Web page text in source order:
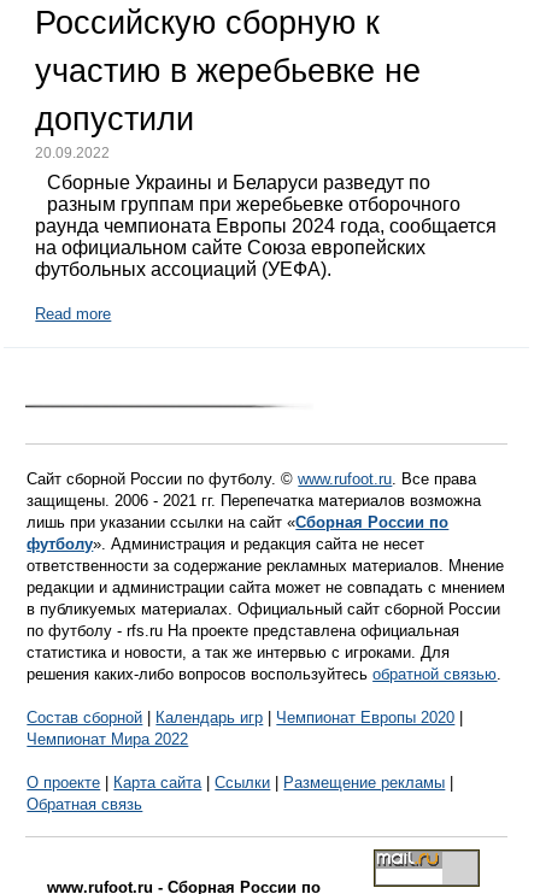
Российскую сборную к
участию в жеребьевке не
допустили
20.09.2022
Сборные Украины и Беларуси разведут по
разным группам при жеребьевке отборочного
раунда чемпионата Европы 2024 года, сообщается
на официальном сайте Союза европейских
футбольных ассоциаций (УЕФА).
Read more
Сайт сборной России по футболу. ©www.rufoot.ru. Все права
защищены. 2006 - 2021 гг. Перепечатка материалов возможна
лишь при указании ссылки на сайт «Сборная России по
футболу». Администрация и редакция сайта не несет
ответственности за содержание рекламных материалов. Мнение
редакции и администрации сайта может не совпадать с мнением
в публикуемых материалах. Официальный сайт сборной России
по футболу - rfs.ru На проекте представлена официальная
статистика и новости, а так же интервью с игроками. Для
решения каких-либо вопросов воспользуйтесьобратной связью.
Состав сборной Календарь игр Чемпионат Европы 2020
Чемпионат Мира 2022
О проекте Карта сайта|Ссылки Размещение рекламы
Обратная связь
www.rufoot.ru - Сборная России по